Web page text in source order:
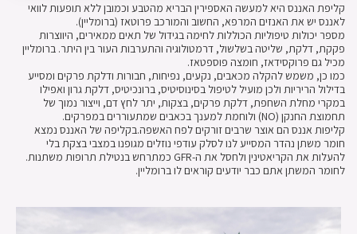
קליפת האננס היא למעשה האספירין הבריא מהטבע וכמובן ללא תופעות לוואי
לאננס יש את האנזים המרפא, החשוב והמורכב פרוטאז (ברומליין).
מספר יכולות טיפוליות הכוללות לחימה בגידול של תאים ממאירים, היווצרות
פקקת, דלקת, שליטה בשלשול, דרמטולוגיה והתערבות העור בין היתר. ברומליין
מכיל גם פרוקסידאז, חומצה פוספטאז.
כמו כן, משמש להקלה מכאבים, נקעים, נפיחות, חבורות ודלקת פרקים ומסייע
בדילול הריריות ולכן מועיל לטיפול בסינוסיטיס, ברונכיטיס, דלקת גרון ואפילו
במקרי מחלת השחפת, דלקת פרקים, בצקות, יתר לחץ דם, וייצור נמוך של
תחמוצת החנקן (NO) ולוחמת למענך בכאבים שמתעוררים במפרקים.
קליפות אננס הם אוצר שרבים זורקים לפח האשפה.בקליפה של האננס נמצא
חומר משתן נהדר המסייע לנו לסלק עודפי נוזלים מגופנו במצבי בצקת בלי
להעלות את הקריאטינין ולחסל את ה-GFR כמתרחש בנטילת תרופות משתנות.
לחומר המשתן אתם כבר יודעים קוראים לו ברומליין.